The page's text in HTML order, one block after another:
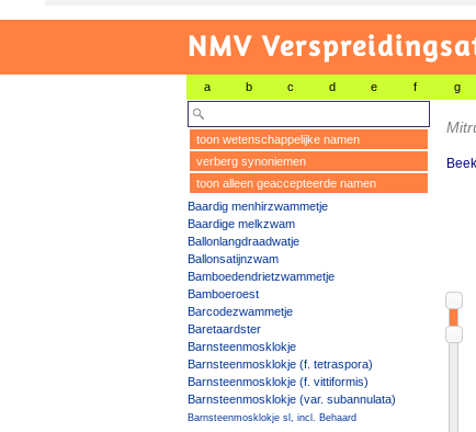
NMV
a b c d e f g
toon wetenschappelijke namen
verberg synoniemen
toon alleen geaccepteerde namen
Baardig menhirzwammetje
Baardige melkzwam
Ballonlangdraadwatje
Ballonsatijnzwam
Bamboedendrietzwammetje
Bamboeroest
Barcodezwammetje
Baretaardster
Barnsteenmosklokje
Barnsteenmosklokje (f. tetraspora)
Barnsteenmosklokje (f. vittiformis)
Barnsteenmosklokje (var. subannulata)
Barnsteenmosklokje sl, incl. Behaard